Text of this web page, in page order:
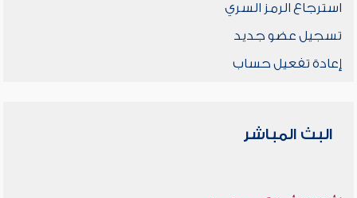
استرجاع الرمز السري
تسجيل عضو جديد
إعادة تفعيل حساب
البث المباشر